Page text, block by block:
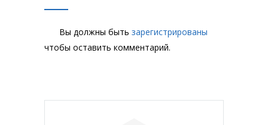
Вы должны быть зарегистрированы
чтобы оставить комментарий.